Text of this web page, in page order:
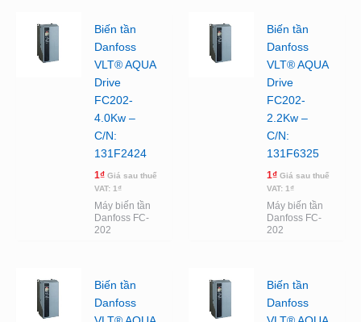
Biến tần
Danfoss
VLT® AQUA
Drive
FC202-
4.0Kw –
C/N:
131F2424
1₫ Giá sau thuế
VAT: 1₫
Máy biến tần
Danfoss FC-
202
Biến tần
Danfoss
VLT® AQUA
Drive
FC202-
2.2Kw –
C/N:
131F6325
1₫ Giá sau thuế
VAT: 1₫
Máy biến tần
Danfoss FC-
202
Biến tần
Danfoss
Biến tần
Danfoss